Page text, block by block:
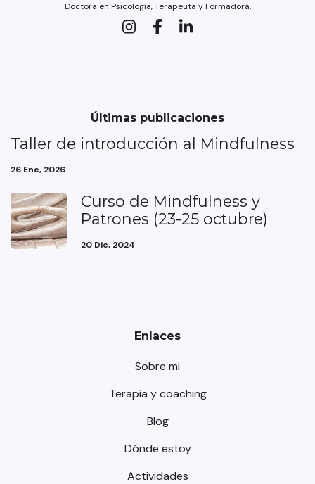
Doctora en Psicología, Terapeuta y Formadora.
Últimas publicaciones
Taller de introducción al Mindfulness
26 Ene, 2026
Curso de Mindfulness y
Patrones (23-25 octubre)
20 Dic, 2024
Enlaces
Sobre mi
Terapia y coaching
Blog
Dónde estoy
Actividades